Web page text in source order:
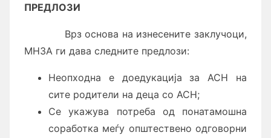
ПРЕДЛОЗИ
Врз основа на изнесените заклучоци,
МНЗА ги дава следните предлози:
Неопходна е доедукација за АСН на
сите родители на деца со АСН;
Се укажува потреба од понатамошна
соработка меѓу општествено одговорни